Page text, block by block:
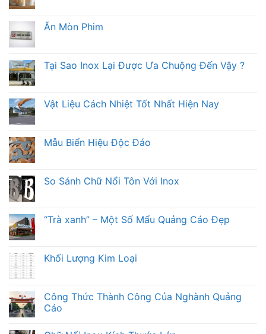
Ăn Mòn Phim
Tại Sao Inox Lại Được Ưa Chuộng Đến Vậy ?
Vật Liệu Cách Nhiệt Tốt Nhất Hiện Nay
Mẫu Biển Hiệu Độc Đáo
So Sánh Chữ Nổi Tôn Với Inox
“Trà xanh” – Một Số Mẩu Quảng Cáo Đẹp
Khối Lượng Kim Loại
Công Thức Thành Công Của Nghành Quảng
Cáo